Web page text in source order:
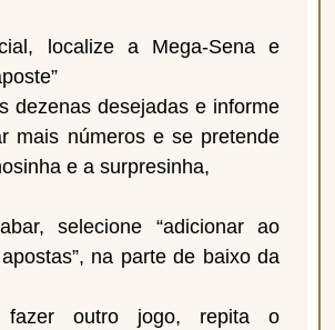
localize a Mega-Sena e
dezenas desejadas e informe
mais números e se pretende
e a surpresinha,
selecione “adicionar ao
na parte de baixo da
fazer outro jogo, repita o